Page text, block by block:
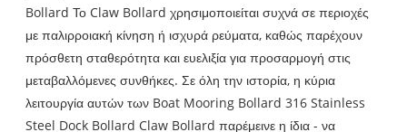
Bollard Το Claw Bollard χρησιμοποιείται συχνά σε περιοχές
με παλιρροιακή κίνηση ή ισχυρά ρεύματα, καθώς παρέχουν
πρόσθετη σταθερότητα και ευελιξία για προσαρμογή στις
μεταβαλλόμενες συνθήκες. Σε όλη την ιστορία, η κύρια
λειτουργία αυτών των Boat Mooring Bollard 316 Stainless
Steel Dock Bollard Claw Bollard παρέμεινε η ίδια - να